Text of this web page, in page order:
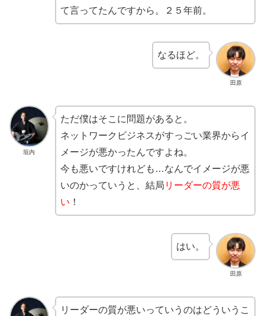
て言ってたんですから。２５年前。
田原
なるほど。
垣内
ただ僕はそこに問題があると。
ネットワークビジネスがすっごい業界からイ
メージが悪かったんですよね。
今も悪いですけれども…なんでイメージが悪
いのかっていうと、結局 リーダーの質が悪
い ！
田原
はい。
リーダーの質が悪いっていうのはどういうこ